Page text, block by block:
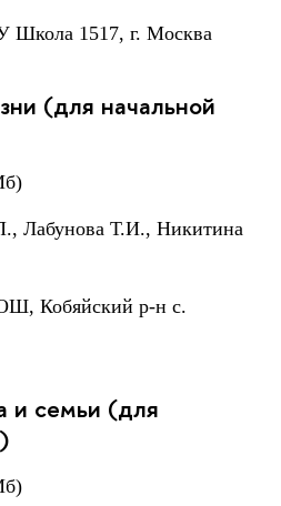
1517, г. Москва
(для начальной
Лабунова Т.И., Никитина
Кобяйский р-н с.
и семьи (для